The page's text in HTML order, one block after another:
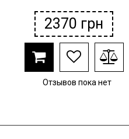
2370 грн
Отзывов пока нет